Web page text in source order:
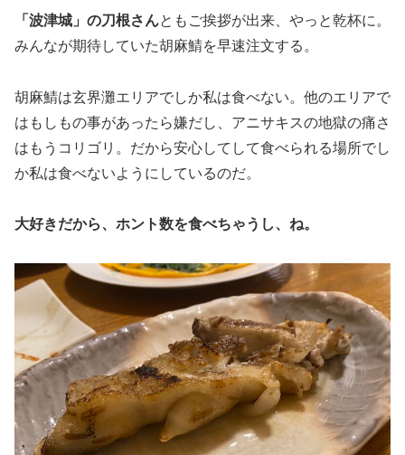
「波津城」の刀根さんともご挨拶が出来、やっと乾杯に。
みんなが期待していた胡麻鯖を早速注文する。
胡麻鯖は玄界灘エリアでしか私は食べない。他のエリアで
はもしもの事があったら嫌だし、アニサキスの地獄の痛さ
はもうコリゴリ。だから安心してして食べられる場所でし
か私は食べないようにしているのだ。
大好きだから、ホント数を食べちゃうし、ね。